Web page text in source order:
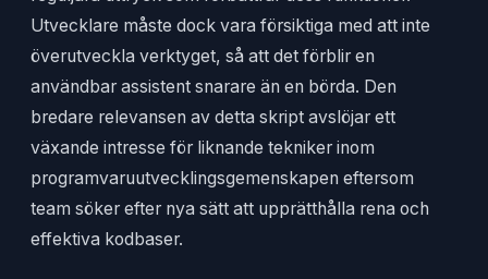
Utvecklare måste dock vara försiktiga med att inte
överutveckla verktyget, så att det förblir en
användbar assistent snarare än en börda. Den
bredare relevansen av detta skript avslöjar ett
växande intresse för liknande tekniker inom
programvaruutvecklingsgemenskapen eftersom
team söker efter nya sätt att upprätthålla rena och
effektiva kodbaser.